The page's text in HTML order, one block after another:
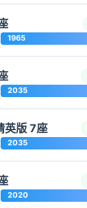
1965
2035
英版 7座
2035
2020